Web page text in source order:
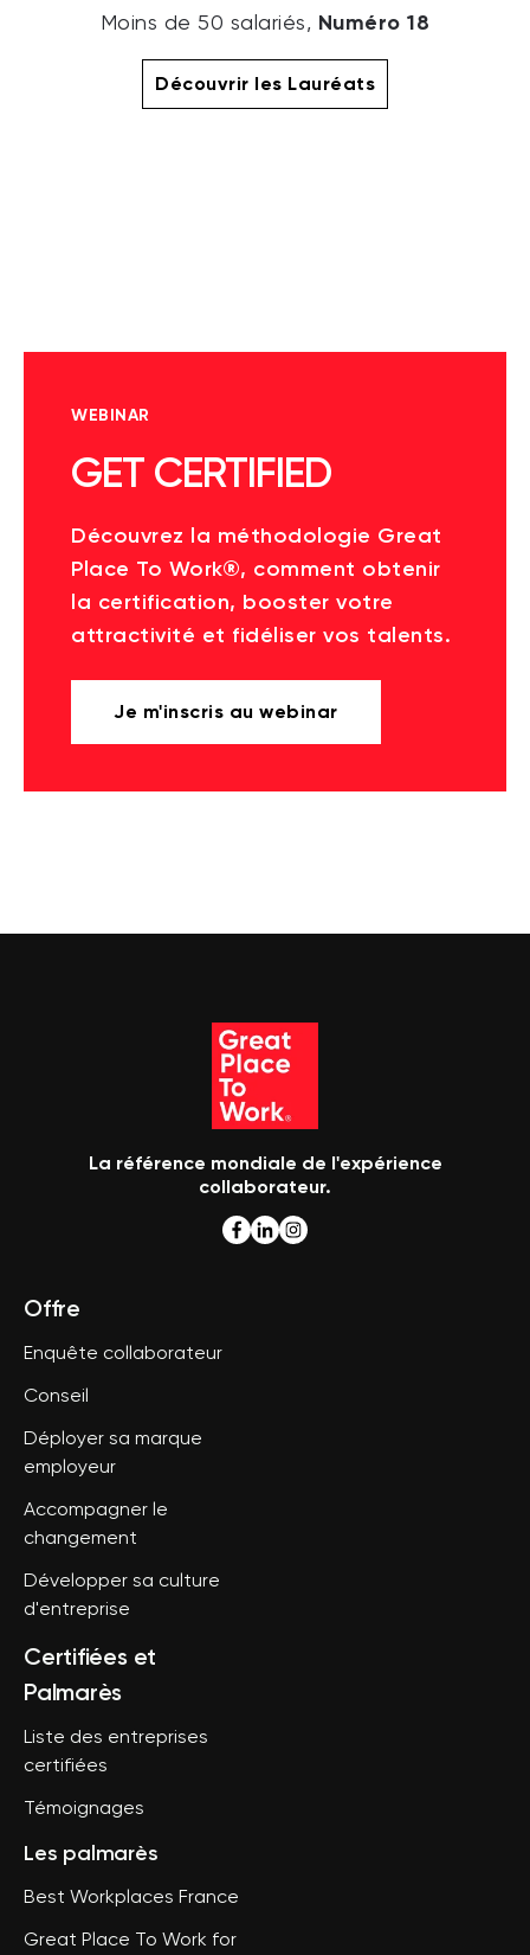
Moins de 50 salariés, Numéro 18
Découvrir les Lauréats
WEBINAR
GET CERTIFIED
Découvrez la méthodologie Great
Place To Work®, comment obtenir
la certification, booster votre
attractivité et fidéliser vos talents.
Je m'inscris au webinar
La référence mondiale de l'expérience
collaborateur.
Offre
Enquête collaborateur
Conseil
Déployer sa marque
employeur
Accompagner le
changement
Développer sa culture
d'entreprise
Certifiées et
Palmarès
Liste des entreprises
certifiées
Témoignages
Les palmarès
Best Workplaces France
Great Place To Work for